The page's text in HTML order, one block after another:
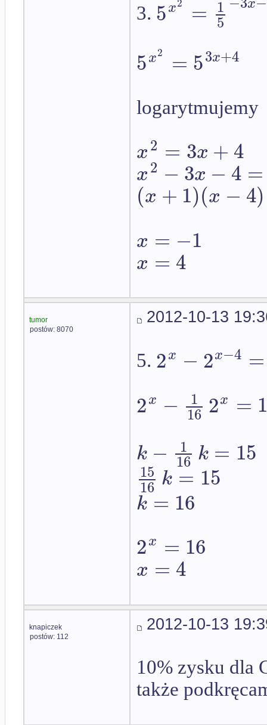
3. 5x = 1
5
5x2 = 53x+4
logarytmujemy
x2 = 3x +4
x2 − 3x − 4 =
(x +1)(x − 4)
x = −1
x = 4
tumor
postów: 8070
2012-10-13
5. 2x − 2x−4 =
2x − 1
16 2x =
k − 1
16 k = 15
15
16 k = 15
k= 16
2x = 16
x = 4
knapiczek
postów: 112
2012-10-13
10% zysku dla
także